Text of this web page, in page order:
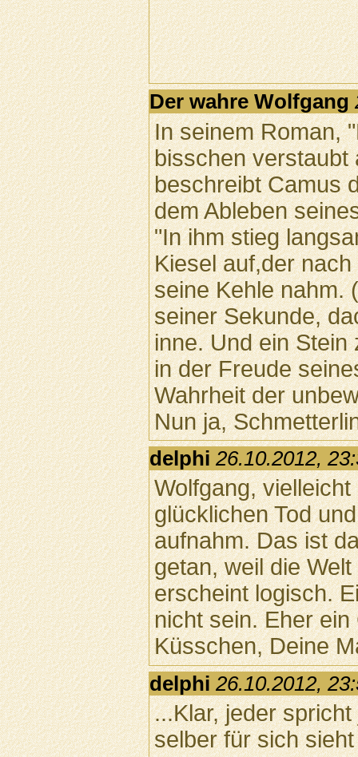
Der wahre Wolfgang
In seinem Roman,
bisschen verstaubt
beschreibt Camus
dem Ableben
"In ihm stieg
Kiesel auf,der
seine Kehle nahm.
seiner Sekunde,
inne. Und ein Stein
in der Freude
Wahrheit der
Nun ja,
delphi 26.10.2012,
Wolfgang,
glücklichen Tod
aufnahm. Das ist
getan, weil die
erscheint logisch.
nicht sein. Eher
Küsschen, Deine
delphi 26.10.2012,
...Klar, jeder
selber für sich